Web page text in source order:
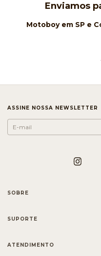
Enviamos
Motoboy em SP e
ASSINE NOSSA NEWSLETTER
SOBRE
SUPORTE
ATENDIMENTO